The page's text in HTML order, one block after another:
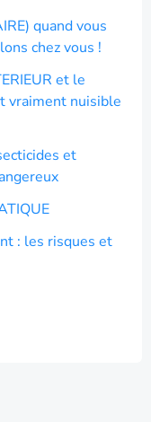
quand vous
chez vous !
et le
vraiment nuisible
et
: les risques et